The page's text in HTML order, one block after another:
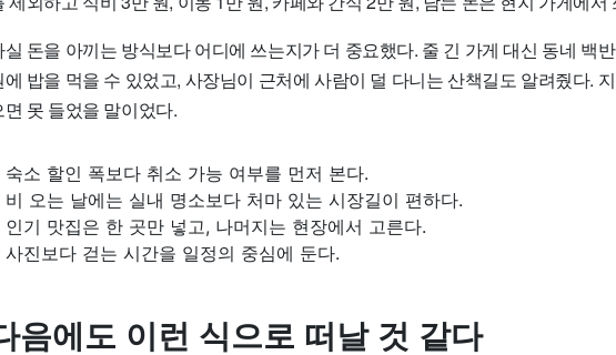
실 돈을 아끼는 방식보다 어디에 쓰는지가 더 중요했다. 줄 긴 가게 대신 동네 백
에 밥을 먹을 수 있었고, 사장님이 근처에 사람이 덜 다니는 산책길도 알려줬다.
면 못 들었을 말이었다.
숙소 할인 폭보다 취소 가능 여부를 먼저 본다.
비 오는 날에는 실내 명소보다 처마 있는 시장길이 편하다.
인기 맛집은 한 곳만 넣고, 나머지는 현장에서 고른다.
사진보다 걷는 시간을 일정의 중심에 둔다.
음에도 이런 식으로 떠날 것 같다